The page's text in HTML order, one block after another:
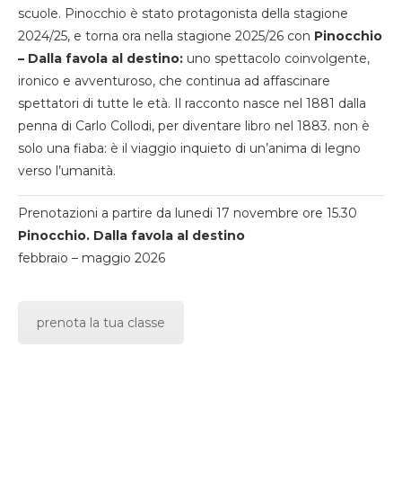
scuole. Pinocchio è stato protagonista della stagione
2024/25, e torna ora nella stagione 2025/26 con Pinocchio
– Dalla favola al destino: uno spettacolo coinvolgente,
ironico e avventuroso, che continua ad affascinare
spettatori di tutte le età. Il racconto nasce nel 1881 dalla
penna di Carlo Collodi, per diventare libro nel 1883. non è
solo una fiaba: è il viaggio inquieto di un’anima di legno
verso l’umanità.
Prenotazioni a partire da lunedi 17 novembre ore 15.30
Pinocchio. Dalla favola al destino
febbraio – maggio 2026
prenota la tua classe